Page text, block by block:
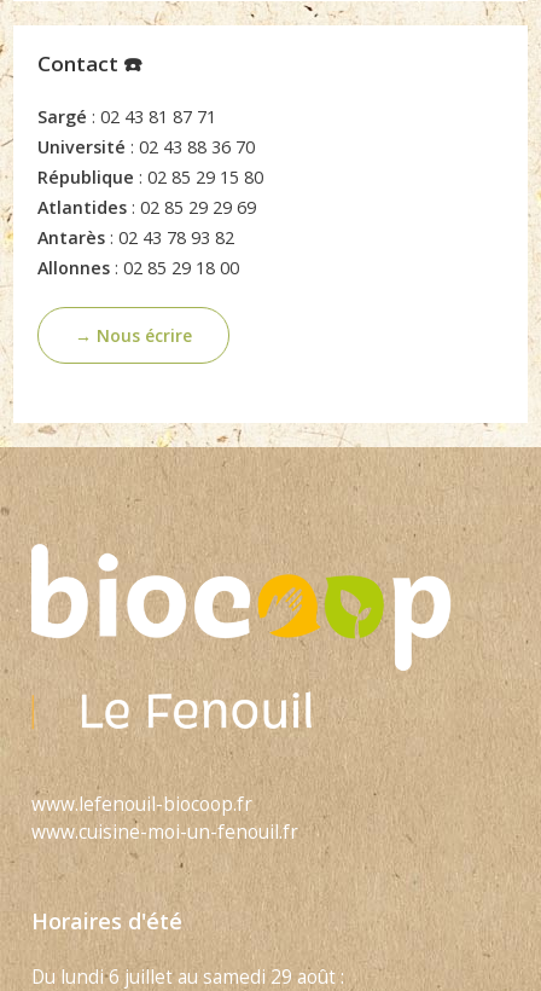
Contact ☎️
Sargé : 02 43 81 87 71
Université : 02 43 88 36 70
République : 02 85 29 15 80
Atlantides : 02 85 29 29 69
Antarès : 02 43 78 93 82
Allonnes : 02 85 29 18 00
→ Nous écrire
www.lefenouil-biocoop.fr
www.cuisine-moi-un-fenouil.fr
Horaires d'été
Du lundi 6 juillet au samedi 29 août :